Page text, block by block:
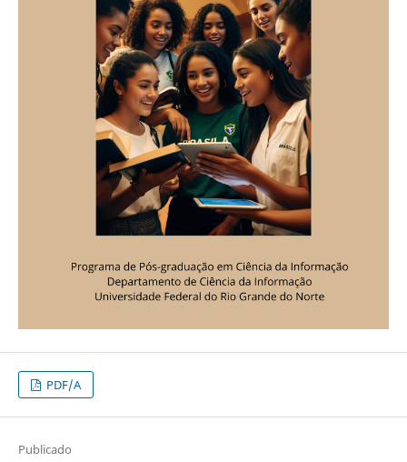
PDF/A
Publicado